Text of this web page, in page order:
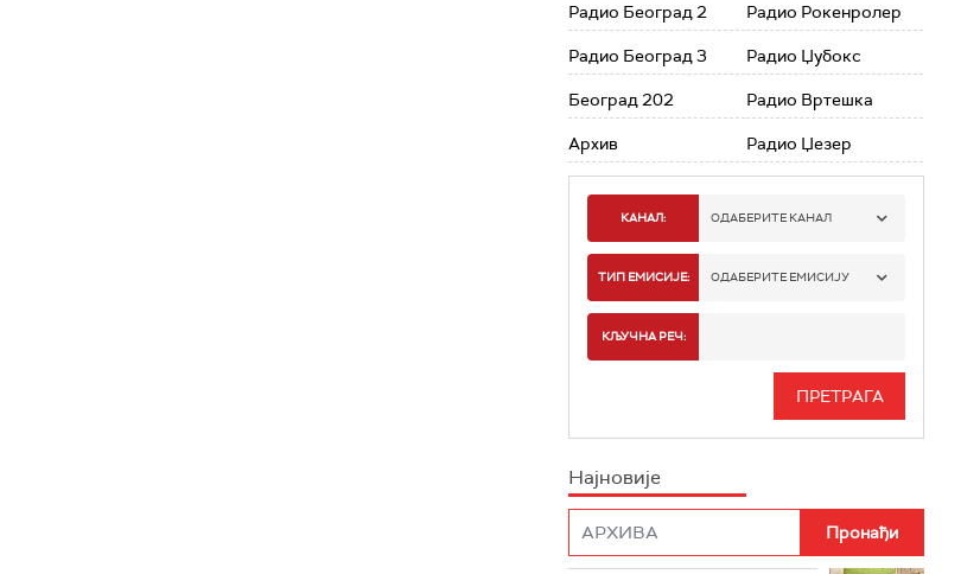
Радио Београд 2
Радио Београд 3
Београд 202
Архив
Радио Рокенролер
Радио Џубокс
Радио Вртешка
Радио Џезер
КАНАЛ: ОДАБЕРИТЕ КАНАЛ
РАДИО БЕОГРАД 1
РАДИО БЕОГРАД 3
РАДИО РОКЕНРОЛЕР
ТИП ЕМИСИЈЕ: ОДАБЕРИТЕ ЕМИСИЈУ
ИНФО
КЉУЧНА РЕЧ:
Најновије